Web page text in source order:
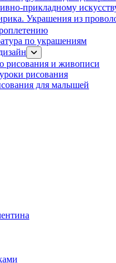
прикладному
Украшения из
по украшениям
рисования и живописи
рисования
для малышей